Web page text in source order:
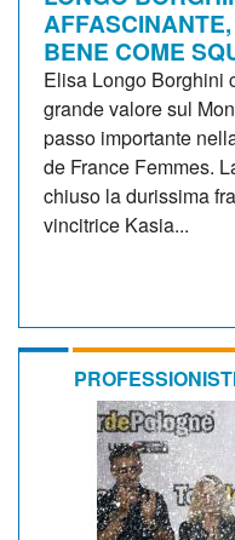
BENE COME
Elisa Longo Borghini
grande valore sul
passo importante
de France Femmes.
chiuso la durissima
vincitrice Kasia...